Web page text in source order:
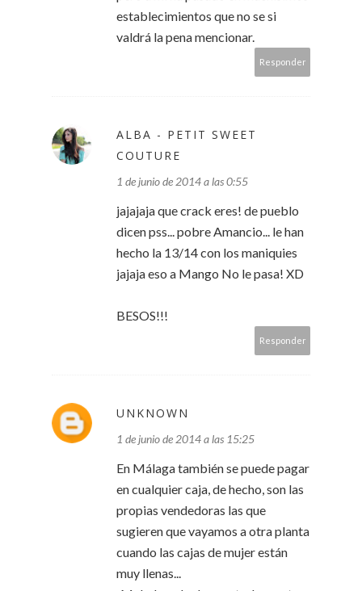
establecimientos que no se si
valdrá la pena mencionar.
Responder
ALBA - PETIT SWEET
COUTURE
1 de junio de 2014 a las 0:55
jajajaja que crack eres! de pueblo
dicen pss... pobre Amancio... le han
hecho la 13/14 con los maniquies
jajaja eso a Mango No le pasa! XD
BESOS!!!
Responder
UNKNOWN
1 de junio de 2014 a las 15:25
En Málaga también se puede pagar
en cualquier caja, de hecho, son las
propias vendedoras las que
sugieren que vayamos a otra planta
cuando las cajas de mujer están
muy llenas...